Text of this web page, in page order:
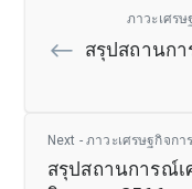
ภาวะเศร
สรุปสถานก
Next - ภาวะเศรษฐกิจก
สรุปสถานการณ์เ